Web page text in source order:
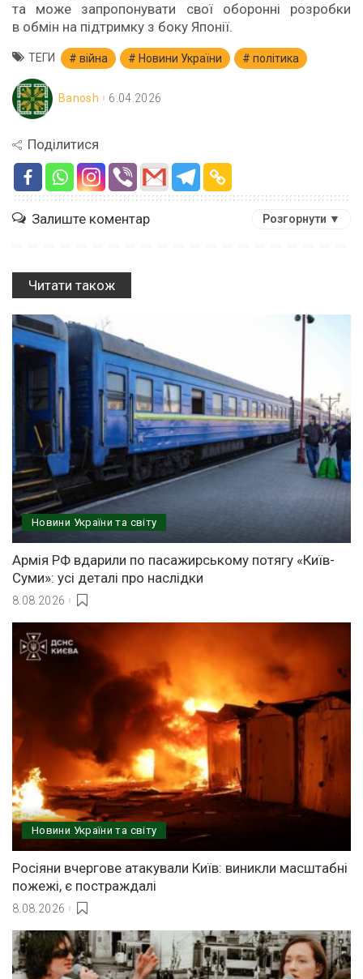
та може запропонувати свої оборонні розробки
в обмін на підтримку з боку Японії.
ТЕГИ війна Новини України політика
Banosh 6.04.2026
Поділитися
Залиште коментар Розгорнути ▼
Читати також
Новини України та світу
Армія РФ вдарили по пасажирському потягу «Київ-
Суми»: усі деталі про наслідки
8.08.2026
Новини України та світу
Росіяни вчергове атакували Київ: виникли масштабні
пожежі, є постраждалі
8.08.2026